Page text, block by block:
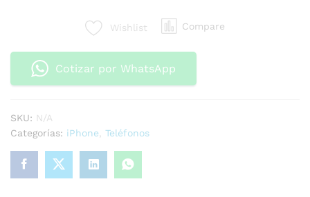
Wishlist Compare
Cotizar por WhatsApp
SKU: N/A
Categorías: iPhone Teléfonos